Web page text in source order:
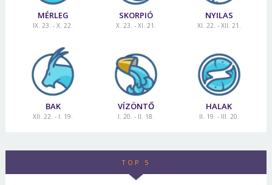
MÉRLEG
IX. 23. - X. 22.
SKORPIÓ
X. 23. - XI. 21.
NYILAS
XI. 22. - XII. 21.
BAK
XII. 22. - I. 19.
VÍZÖNTŐ
I. 20. - II. 18.
HALAK
II. 19. - III. 20.
TOP 5